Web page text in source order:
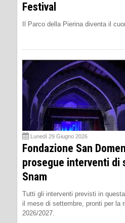
Festival
Il Parco della Pierina diventa il
Lunedì 29 Giugno 2026
Fondazione San
prosegue interventi di
Snam
Tutti gli interventi previsti in
il mese di settembre, pronti per la
2026/2027.